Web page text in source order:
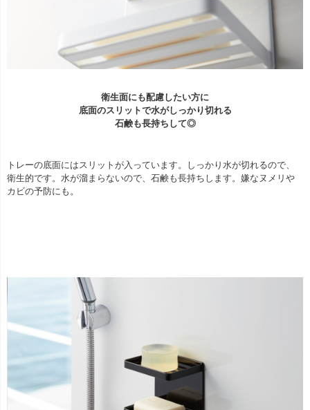
衛生面にも配慮したい方に
底面のスリットで水がしっかり切れる
石鹸も長持ちして◎
トレーの底面にはスリットが入っています。しっかり水が切れるので、
衛生的です。水が溜まらないので、石鹸も長持ちします。嫌なヌメリや
カビの予防にも。